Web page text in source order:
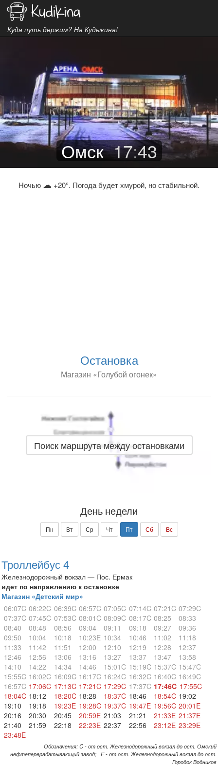
Куда путь держим? На Кудыкина!
Омск 17:43
Ночью ☁ +20°. Погода будет хмурой, но стабильной.
Остановка
Магазин «Голубой огонек»
Поиск маршрута между остановками
День недели
Пн Вт Ср Чт Пт Сб Вс
Троллейбус 4
Железнодорожный вокзал — Пос. Ермак
идет по направлению к остановке
Магазин «Детский мир»
06:07C 06:22C 06:39C 06:57C 07:05C 07:14C 07:21C 07:29C
07:37C 07:45C 07:53C 08:01C 08:09C 08:17C 08:25
08:33
08:40
08:48 08:56 09:04 09:11 09:18 09:27
09:36
09:50
10:04 10:18 10:23E 10:34 10:46 11:02
11:18
11:33
11:42 11:51 12:00 12:10 12:19 12:28
12:37
12:46
12:56 13:06 13:16 13:27 13:37 13:47
13:58
14:10
14:22 14:34 14:46 15:01C 15:19C 15:37C 15:47C
15:55C 16:02C 16:09C 16:17C 16:24C 16:32C 16:40C 16:49C
16:57C 17:06C 17:13C 17:21C 17:29C 17:37C 17:46C 17:55C
18:04C 18:12 18:20C 18:28 18:37C 18:46 18:54C 19:02
19:10
19:18 19:23E 19:28C 19:37C 19:47E 19:56C 20:01E
20:16
20:30 20:45 20:59E 21:03 21:21 21:33E 21:37E
21:40
21:59 22:18 22:23E 22:37 22:56 23:12E 23:29E
23:48E
Обозначения: C - от ост. Железнодорожный вокзал до ост. Омский
нефтеперерабатывающий завод; E - от ост. Железнодорожный вокзал до ост.
Городок Водников